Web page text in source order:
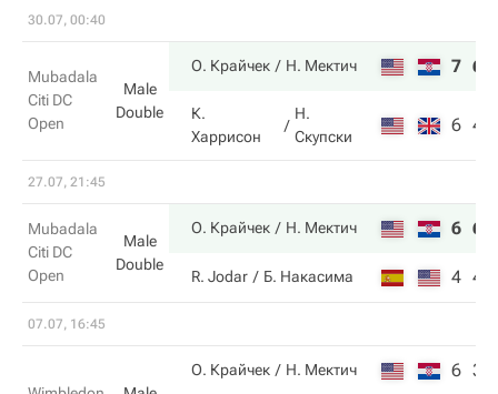
30.07, 00:40
Mubadala
Citi DC
Open
Male
Double
О. Крайчек Н. Мектич 7 6
К.
Харрисон
Н.
Скупски
6 4
27.07, 21:45
Mubadala
Citi DC
Open
Male
Double
О. Крайчек Н. Мектич 6 6
R. Jodar Б. Накаcима 4 4
07.07, 16:45
О. Крайчек Н. Мектич 6 3